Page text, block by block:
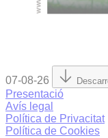
07-08-26
Presentació
Avís legal
Política de Privacitat
Política de Cookies